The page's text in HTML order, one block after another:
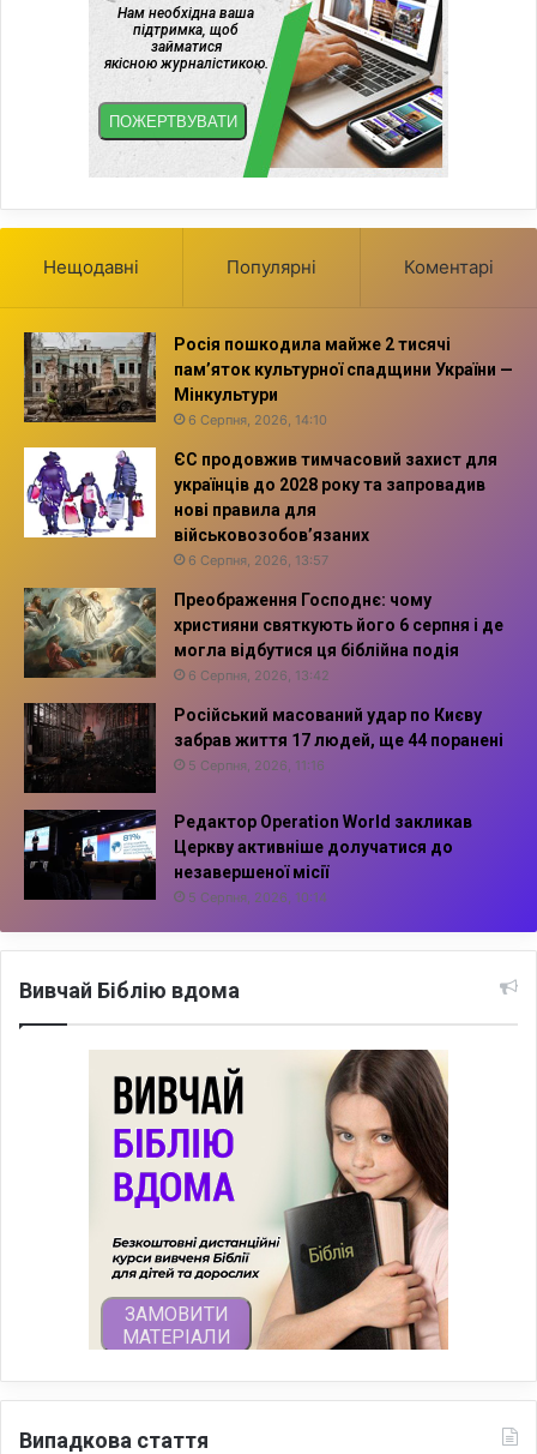
Нещодавні Популярні Коментарі
Росія пошкодила майже 2 тисячі
пам’яток культурної спадщини України —
Мінкультури
6 Серпня, 2026, 14:10
ЄС продовжив тимчасовий захист для
українців до 2028 року та запровадив
нові правила для
військовозобов’язаних
6 Серпня, 2026, 13:57
Преображення Господнє: чому
християни святкують його 6 серпня і де
могла відбутися ця біблійна подія
6 Серпня, 2026, 13:42
Російський масований удар по Києву
забрав життя 17 людей, ще 44 поранені
5 Серпня, 2026, 11:16
Редактор Operation World закликав
Церкву активніше долучатися до
незавершеної місії
5 Серпня, 2026, 10:14
Вивчай Біблію вдома
Випадкова стаття